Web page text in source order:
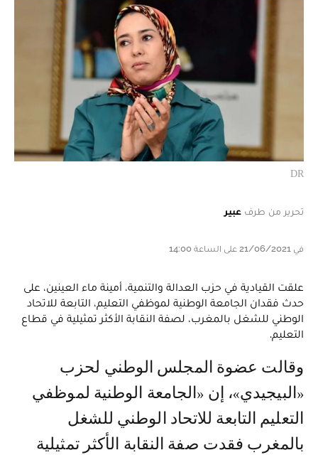
DR
تحرير من طرف عبير
في 21/06/2021 على الساعة 14:00
علقت القيادية في حزب العدالة والتنمية، أمينة ماء العينين، على
حدث فقدان الجامعة الوطنية لموظفي التعليم، التابعة للاتحاد
الوطني للشغل بالمغرب، لصفة النقابة الأكثر تمثيلية في قطاع
التعليم.
وقالت عضوة المجلس الوطني لحزب
«البيجيدي»، إن «الجامعة الوطنية لموظفي
التعليم التابعة للاتحاد الوطني للشغل
بالمغرب فقدت صفة النقابة الأكثر تمثيلية